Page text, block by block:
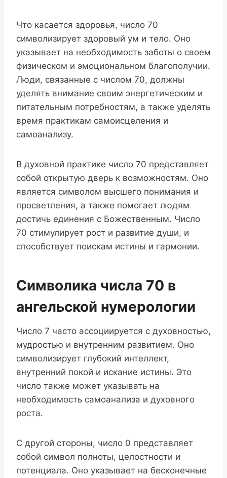
Что касается здоровья, число 70
символизирует здоровый ум и тело. Оно
указывает на необходимость заботы о своем
физическом и эмоциональном благополучии.
Люди, связанные с числом 70, должны
уделять внимание своим энергетическим и
питательным потребностям, а также уделять
время практикам самоисцеления и
самоанализу.
В духовной практике число 70 представляет
собой открытую дверь к возможностям. Оно
является символом высшего понимания и
просветления, а также помогает людям
достичь единения с Божественным. Число
70 стимулирует рост и развитие души, и
способствует поискам истины и гармонии.
Символика числа 70 в
ангельской нумерологии
Число 7 часто ассоциируется с духовностью,
мудростью и внутренним развитием. Оно
символизирует глубокий интеллект,
внутренний покой и искание истины. Это
число также может указывать на
необходимость самоанализа и духовного
роста.
С другой стороны, число 0 представляет
собой символ полноты, целостности и
потенциала. Оно указывает на бесконечные